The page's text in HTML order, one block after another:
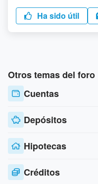
Ha sido útil
Otros temas del foro
Cuentas
Depósitos
Hipotecas
Créditos